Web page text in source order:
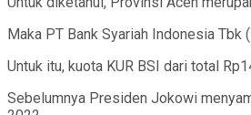
Maka PT Bank Syariah Indonesia Tbk
Untuk itu, kuota KUR BSI dari total
Sebelumnya Presiden Jokowi